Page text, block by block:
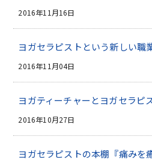
2016年11月16日
ヨガセラピストという新しい職
2016年11月04日
ヨガティーチャーとヨガセラピ
2016年10月27日
ヨガセラピストの本棚『痛みを